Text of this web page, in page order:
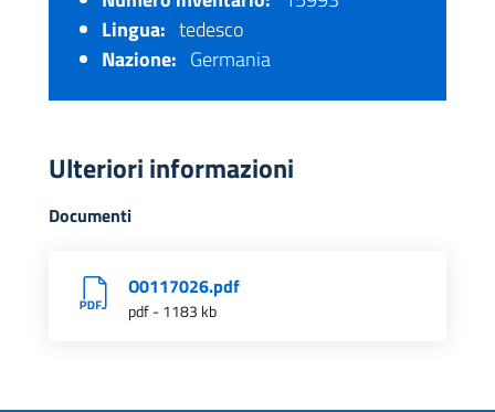
Lingua: tedesco
Nazione: Germania
Ulteriori informazioni
Documenti
O0117026.pdf
pdf - 1183 kb